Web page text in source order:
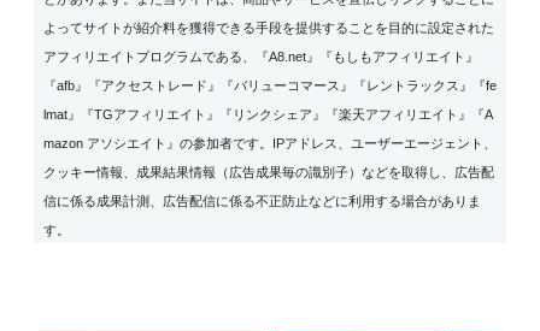
よってサイトが紹介料を獲得できる手段を提供することを目的に設定された
アフィリエイトプログラムである、『A8.net』『もしもアフィリエイト』
『afb』『アクセストレード』『バリューコマース』『レントラックス』『fe
lmat』『TGアフィリエイト』『リンクシェア』『楽天アフィリエイト』『A
mazon アソシエイト』の参加者です。IPアドレス、ユーザーエージェント、
クッキー情報、成果結果情報（広告成果毎の識別子）などを取得し、広告配
信に係る成果計測、広告配信に係る不正防止などに利用する場合がありま
す。